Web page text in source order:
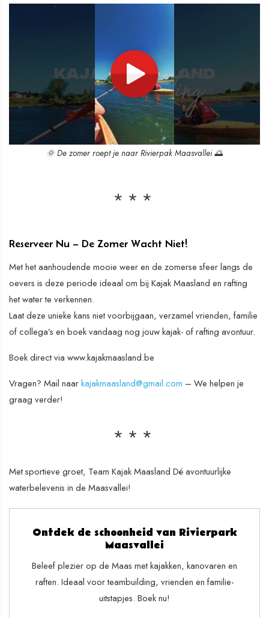
🌞 De zomer roept je naar Rivierpak Maasvallei 🌅
Reserveer Nu – De Zomer Wacht Niet!
Met het aanhoudende mooie weer en de zomerse sfeer langs de
oevers is deze periode ideaal om bij Kajak Maasland en rafting
het water te verkennen.
Laat deze unieke kans niet voorbijgaan, verzamel vrienden, familie
of collega’s en boek vandaag nog jouw kajak- of rafting avontuur.
Boek direct via www.kajakmaasland.be
Vragen? Mail naarkajakmaasland@gmail.com – We helpen je
graag verder!
Met sportieve groet, Team Kajak Maasland Dé avontuurlijke
waterbelevenis in de Maasvallei!
Ontdek de schoonheid van Rivierpark
Maasvallei
Beleef plezier op de Maas met kajakken, kanovaren en
raften. Ideaal voor teambuilding, vrienden en familie-
uitstapjes. Boek nu!